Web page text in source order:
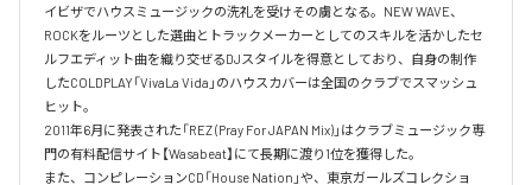
イビザでハウスミュージックの洗礼を受けその虜となる。NEW WAVE、
ROCKをルーツとした選曲とトラックメーカーとしてのスキルを活かしたセ
ルフエディット曲を織り交ぜるDJスタイルを得意としており、自身の制作
したCOLDPLAY「VivaLa Vida」のハウスカバーは全国のクラブでスマッシュ
ヒット。
2011年6月に発表された「REZ (Pray For JAPAN Mix)」はクラブミュージック専
門の有料配信サイト【Wasabeat】にて長期に渡り1位を獲得した。
また、コンピレーションCD「House Nation」や、東京ガールズコレクショ